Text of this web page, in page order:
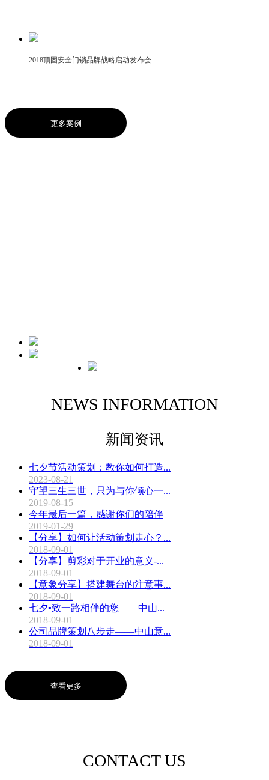
2018顶固安全门锁品牌战略启动发布会
更多案例
NEWS INFORMATION
新闻资讯
七夕节活动策划：教你如何打造...
2023-08-21
守望三生三世，只为与你倾心一...
2019-08-15
今年最后一篇，感谢你们的陪伴
2019-01-29
【分享】如何让活动策划走心？...
2018-09-01
【分享】剪彩对于开业的意义-...
2018-09-01
【意象分享】搭建舞台的注意事...
2018-09-01
七夕▪致一路相伴的您——中山...
2018-09-01
公司品牌策划八步走——中山意...
2018-09-01
查看更多
CONTACT US